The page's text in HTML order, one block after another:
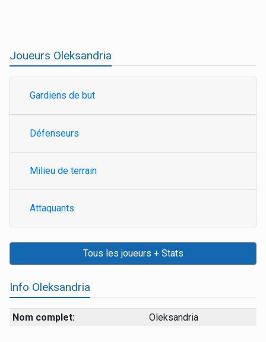
Joueurs Oleksandria
Gardiens de but
Défenseurs
Milieu de terrain
Attaquants
Tous les joueurs + Stats
Info Oleksandria
Nom complet: Oleksandria